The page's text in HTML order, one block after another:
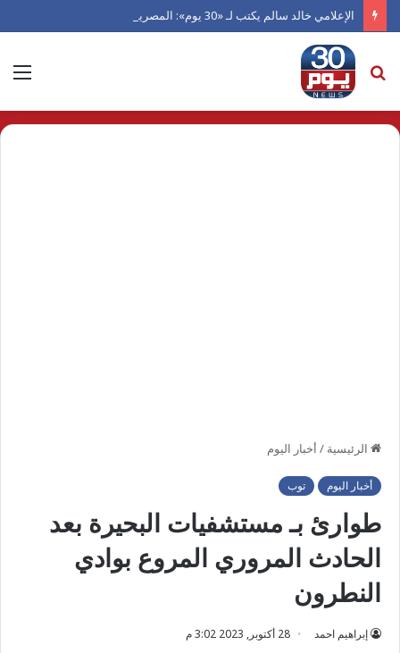
بحث
عن
الرئيسية / أخبار اليوم
أخبار اليوم توب
طوارئ بـ مستشفيات البحيرة بعد
الحادث المروري المروع بوادي
النطرون
إبراهيم احمد
28 أكتوبر, 2023 3:02 م